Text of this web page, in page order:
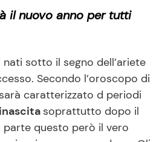
il nuovo anno per tutti
sotto il segno dell’ariete
Secondo l’oroscopo di
caratterizzato d periodi
soprattutto dopo il
parte questo però il vero